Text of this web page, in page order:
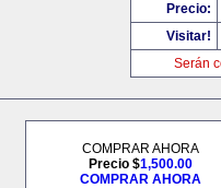
Precio:
Visitar!
Serán
COMPRAR AHORA
Precio $1,500.00
COMPRAR AHORA